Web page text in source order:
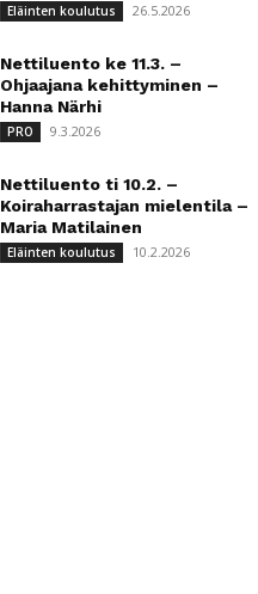
Eläinten koulutus 26.5.2026
Nettiluento ke 11.3. –
Ohjaajana kehittyminen –
Hanna Närhi
PRO 9.3.2026
Nettiluento ti 10.2. –
Koiraharrastajan mielentila –
Maria Matilainen
Eläinten koulutus 10.2.2026